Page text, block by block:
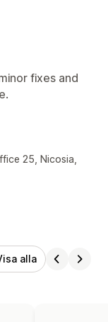
fixes and
25, Nicosia,
alla